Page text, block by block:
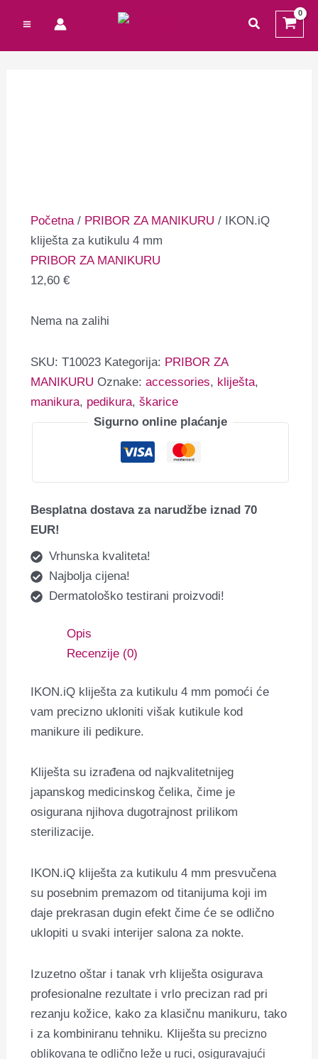
sadržaj
traži
Početna / PRIBOR ZA MANIKURU / IKON.iQ
kliješta za kutikulu 4 mm
PRIBOR ZA MANIKURU
12,60€
Nema na zalihi
SKU:T10023 Kategorija: PRIBOR ZA
MANIKURU Oznake:accessories, kliješta,
manikura, pedikura,škarice
Sigurno online plaćanje
Besplatna dostava za narudžbe iznad 70
EUR!
Vrhunska kvaliteta!
Najbolja cijena!
Dermatološko testirani proizvodi!
Opis
Recenzije (0)
IKON.iQ kliješta za kutikulu 4 mm pomoći će
vam precizno ukloniti višak kutikule kod
manikure ili pedikure.
Kliješta su izrađena od najkvalitetnijeg
japanskog medicinskog čelika, čime je
osigurana njihova dugotrajnost prilikom
sterilizacije.
IKON.iQ kliješta za kutikulu 4 mm presvučena
su posebnim premazom od titanijuma koji im
daje prekrasan dugin efekt čime će se odlično
uklopiti u svaki interijer salona za nokte.
Izuzetno oštar i tanak vrh kliješta osigurava
profesionalne rezultate i vrlo precizan rad pri
rezanju kožice, kako za klasičnu manikuru, tako
i za kombiniranu tehniku. Kliješta su precizno
oblikovana te odlično leže u ruci, osiguravajući
Total: